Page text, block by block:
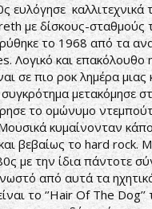
ευλόγησε καλλιτεχνικά
με δίσκους-σταθμούς
το 1968 από τα
Λογικό και επακόλουθο
σε πιο ροκ λημέρα μιας
μετακόμησε
το ομώνυμο
κυμαίνονταν
βεβαίως το hard rock.
με την ίδια πάντοτε
από αυτά τα
το ‘’Hair Of The